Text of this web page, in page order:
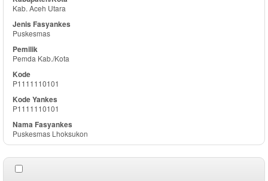
Kab. Aceh Utara
Puskesmas
Pemda Kab./Kota
P1111110101
P1111110101
Puskesmas Lhoksukon